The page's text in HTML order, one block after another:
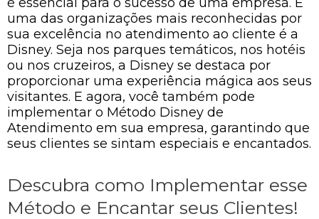
uma das organizações mais reconhecidas por
sua excelência no atendimento ao cliente é a
Disney. Seja nos parques temáticos, nos hotéis
ou nos cruzeiros, a Disney se destaca por
proporcionar uma experiência mágica aos seus
visitantes. E agora, você também pode
implementar o Método Disney de
Atendimento em sua empresa, garantindo que
seus clientes se sintam especiais e encantados.
Descubra como Implementar esse
Método e Encantar seus Clientes!